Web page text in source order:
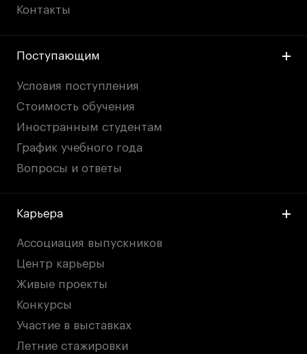
Контакты
Поступающим
Условия поступления
Стоимость обучения
Иностранным студентам
График учебного года
Вопросы и ответы
Карьера
Ассоциация выпускников
Центр карьеры
Живые проекты
Конкурсы
Участие в выставках
Летние стажировки